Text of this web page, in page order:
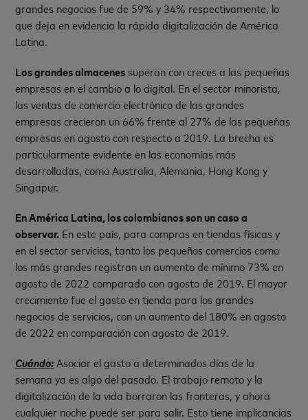
grandes negocios fue de 59% y 34% respectivamente, lo
que deja en evidencia la rápida digitalización de América
Latina.
Los grandes almacenes superan con creces a las pequeñas
empresas en el cambio a lo digital. En el sector minorista,
las ventas de comercio electrónico de las grandes
empresas crecieron un 66% frente al 27% de las pequeñas
empresas en agosto con respecto a 2019. La brecha es
particularmente evidente en las economías más
desarrolladas, como Australia, Alemania, Hong Kong y
Singapur.
En América Latina, los colombianos son un caso a
observar. En este país, para compras en tiendas físicas y
en el sector servicios, tanto los pequeños comercios como
los más grandes registran un aumento de mínimo 73% en
agosto de 2022 comparado con agosto de 2019. El mayor
crecimiento fue el gasto en tienda para los grandes
negocios de servicios, con un aumento del 180% en agosto
de 2022 en comparación con agosto de 2019.
Cuándo:Asociar el gasto a determinados días de la
semana ya es algo del pasado. El trabajo remoto y la
digitalización de la vida borraron las fronteras, y ahora
cualquier noche puede ser para salir. Esto tiene implicancias